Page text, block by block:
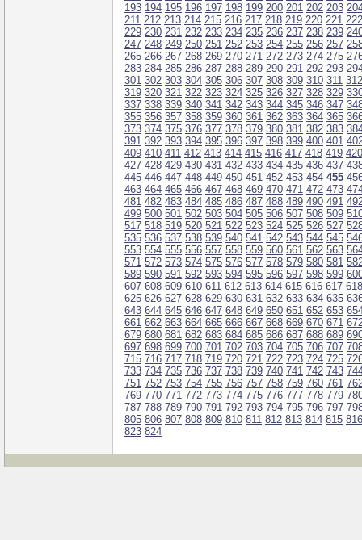
193 194 195 196 197 198 199 200 201 202 203
211 212 213 214 215 216 217 218 219 220 221 222
229 230 231 232 233 234 235 236 237 238 239
247 248 249 250 251 252 253 254 255 256 257
265 266 267 268 269 270 271 272 273 274 275
283 284 285 286 287 288 289 290 291 292 293
301 302 303 304 305 306 307 308 309 310 311 312
319 320 321 322 323 324 325 326 327 328 329
337 338 339 340 341 342 343 344 345 346 347
355 356 357 358 359 360 361 362 363 364 365
373 374 375 376 377 378 379 380 381 382 383
391 392 393 394 395 396 397 398 399 400 401
409 410 411 412 413 414 415 416 417 418 419 420
427 428 429 430 431 432 433 434 435 436 437
445 446 447 448 449 450 451 452 453 454 455
463 464 465 466 467 468 469 470 471 472 473
481 482 483 484 485 486 487 488 489 490 491
499 500 501 502 503 504 505 506 507 508 509
517 518 519 520 521 522 523 524 525 526 527
535 536 537 538 539 540 541 542 543 544 545
553 554 555 556 557 558 559 560 561 562 563
571 572 573 574 575 576 577 578 579 580 581
589 590 591 592 593 594 595 596 597 598 599
607 608 609 610 611 612 613 614 615 616 617 618
625 626 627 628 629 630 631 632 633 634 635
643 644 645 646 647 648 649 650 651 652 653
661 662 663 664 665 666 667 668 669 670 671
679 680 681 682 683 684 685 686 687 688 689
697 698 699 700 701 702 703 704 705 706 707
715 716 717 718 719 720 721 722 723 724 725
733 734 735 736 737 738 739 740 741 742 743
751 752 753 754 755 756 757 758 759 760 761
769 770 771 772 773 774 775 776 777 778 779
787 788 789 790 791 792 793 794 795 796 797
805 806 807 808 809 810 811 812 813 814 815 816
823 824